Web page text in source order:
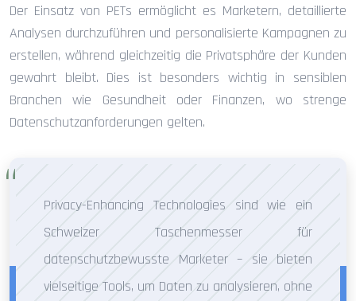
Der Einsatz von PETs ermöglicht es Marketern, detaillierte
Analysen durchzuführen und personalisierte Kampagnen zu
erstellen, während gleichzeitig die Privatsphäre der Kunden
gewahrt bleibt. Dies ist besonders wichtig in sensiblen
Branchen wie Gesundheit oder Finanzen, wo strenge
Datenschutzanforderungen gelten.
Privacy-Enhancing Technologies sind wie ein
Schweizer Taschenmesser für
datenschutzbewusste Marketer – sie bieten
vielseitige Tools, um Daten zu analysieren, ohne